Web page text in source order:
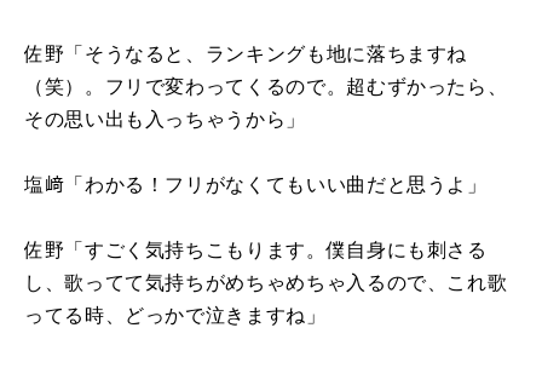
佐野「そうなると、ランキングも地に落ちますね
（笑）。フリで変わってくるので。超むずかったら、
その思い出も入っちゃうから」
塩﨑「わかる！フリがなくてもいい曲だと思うよ」
佐野「すごく気持ちこもります。僕自身にも刺さる
し、歌ってて気持ちがめちゃめちゃ入るので、これ歌
ってる時、どっかで泣きますね」